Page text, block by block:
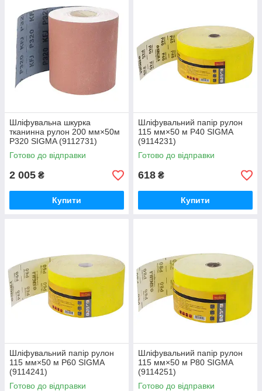
Шліфувальна шкурка
тканинна рулон 200 мм×50м
P320 SIGMA (9112731)
Готово до відправки
2 005 ₴
Купити
Шліфувальний папір рулон
115 мм×50 м P40 SIGMA
(9114231)
Готово до відправки
618 ₴
Купити
Шліфувальний папір рулон
115 мм×50 м P60 SIGMA
(9114241)
Готово до відправки
Шліфувальний папір рулон
115 мм×50 м P80 SIGMA
(9114251)
Готово до відправки